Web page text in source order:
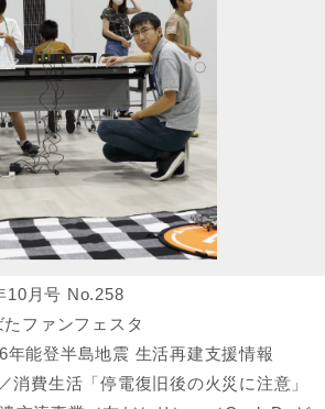
10月号 No.258
ファンフェスタ
年能登半島地震 生活再建支援情報
消費生活「停電復旧後の火災に注意」